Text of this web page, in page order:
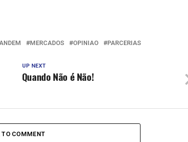
MERCADOS OPINIAO PARCERIAS
UP NEXT
Quando Não é Não!
TO COMMENT